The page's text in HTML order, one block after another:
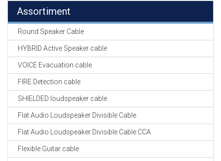
Assortiment
Round Speaker Cable
HYBRID Active Speaker cable
VOICE Evacuation cable
FIRE Detection cable
SHIELDED loudspeaker cable
Flat Audio Loudspeaker Divisible Cable
Flat Audio Loudspeaker Divisible Cable CCA
Flexible Guitar cable